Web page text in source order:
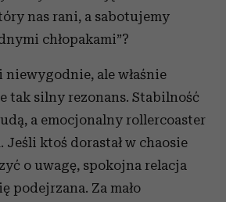
nas rani, a sabotujemy
chłopakami”?
ale właśnie
tak silny rezonans. Stabilność
a emocjonalny rollercoaster
Jeśli ktoś dorastał w chaosie
o uwagę, spokojna relacja
podejrzana. Za mało